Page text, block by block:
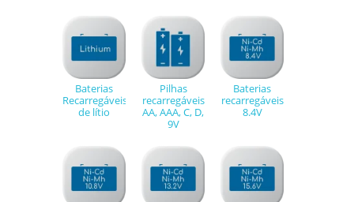
Baterias
Recarregáveis
de lítio
Pilhas
recarregáveis
AA, AAA, C, D,
9V
Baterias
recarregáveis
8.4V